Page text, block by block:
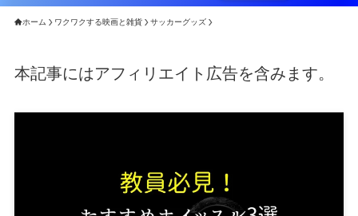
ホーム ワクワクする映画と雑貨 サッカーグッズ
本記事にはアフィリエイト広告を含みます。